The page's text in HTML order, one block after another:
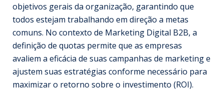
objetivos gerais da organização, garantindo que
todos estejam trabalhando em direção a metas
comuns. No contexto de Marketing Digital B2B, a
definição de quotas permite que as empresas
avaliem a eficácia de suas campanhas de marketing e
ajustem suas estratégias conforme necessário para
maximizar o retorno sobre o investimento (ROI).